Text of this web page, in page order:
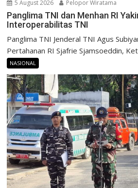
5 August 2026 Pelopor Wiratama
Panglima TNI dan Menhan RI
Interoperabilitas TNI
Panglima TNI Jenderal TNI Agus
Pertahanan RI Sjafrie Sjamsoeddin,
NASIONAL